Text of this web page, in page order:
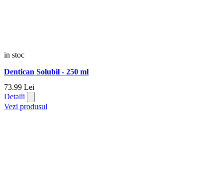
in stoc
Dentican Solubil - 250 ml
73.99 Lei
Detalii
Vezi produsul